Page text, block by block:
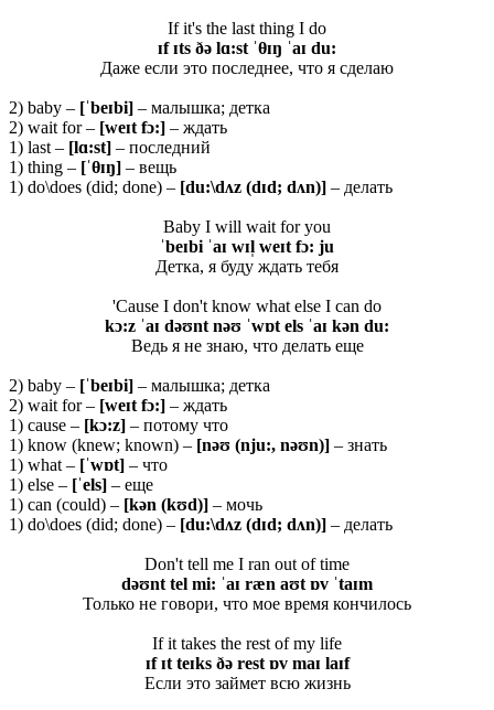
If it's the last thing I do
ɪf ɪts ðə lɑ:st ˈθɪŋ ˈaɪ du:
Даже если это последнее, что я сделаю
2) baby – [ˈbeɪbi] – малышка; детка
2) wait for – [weɪt fɔ:] – ждать
1) last – [lɑ:st] – последний
1) thing – [ˈθɪŋ] – вещь
1) do\does (did; done) – [du:\dʌz (dɪd; dʌn)] – делать
Baby I will wait for you
ˈbeɪbi ˈaɪ wɪl̩ weɪt fɔ: ju
Детка, я буду ждать тебя
'Cause I don't know what else I can do
kɔ:z ˈaɪ dəʊnt nəʊ ˈwɒt els ˈaɪ kən du:
Ведь я не знаю, что делать еще
2) baby – [ˈbeɪbi] – малышка; детка
2) wait for – [weɪt fɔ:] – ждать
1) cause – [kɔ:z] – потому что
1) know (knew; known) – [nəʊ (nju:, nəʊn)] – знать
1) what – [ˈwɒt] – что
1) else – [ˈels] – еще
1) can (could) – [kən (kʊd)] – мочь
1) do\does (did; done) – [du:\dʌz (dɪd; dʌn)] – делать
Don't tell me I ran out of time
dəʊnt tel mi: ˈaɪ ræn aʊt ɒv ˈtaɪm
Только не говори, что мое время кончилось
If it takes the rest of my life
ɪf ɪt teɪks ðə rest ɒv maɪ laɪf
Если это займет всю жизнь